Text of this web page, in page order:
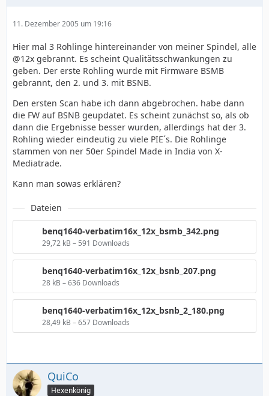
11. Dezember 2005 um 19:16
Hier mal 3 Rohlinge hintereinander von meiner Spindel, alle
@12x gebrannt. Es scheint Qualitätsschwankungen zu
geben. Der erste Rohling wurde mit Firmware BSMB
gebrannt, den 2. und 3. mit BSNB.
Den ersten Scan habe ich dann abgebrochen. habe dann
die FW auf BSNB geupdatet. Es scheint zunächst so, als ob
dann die Ergebnisse besser wurden, allerdings hat der 3.
Rohling wieder eindeutig zu viele PIE´s. Die Rohlinge
stammen von ner 50er Spindel Made in India von X-
Mediatrade.
Kann man sowas erklären?
Dateien
benq1640-verbatim16x_12x_bsmb_342.png
29,72 kB – 591 Downloads
benq1640-verbatim16x_12x_bsnb_207.png
28 kB – 636 Downloads
benq1640-verbatim16x_12x_bsnb_2_180.png
28,49 kB – 657 Downloads
QuiCo
Hexenkönig